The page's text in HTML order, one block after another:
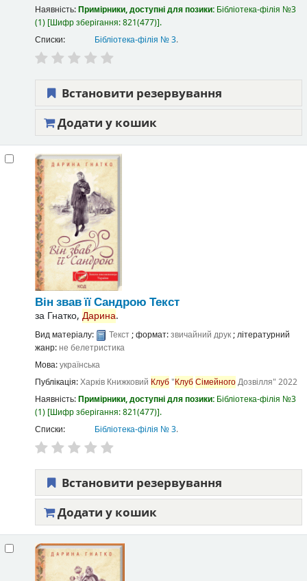
Наявність:Примірники, доступні для позики: Бібліотека-філія №3
(1) Шифр зберігання:821(477) .
Списки:
Бібліотека-філія № 3.
Встановити резервування
Додати у кошик
Він звав її Сандрою Текст
за Гнатко, Дарина.
Вид матеріалу: Текст; формат:звичайний друк; літературний
жанр:не белетристика
Мова:українська
Публікація:Харків Книжковий Клуб"КлубСімейногоДозвілля" 2022
Наявність:Примірники, доступні для позики: Бібліотека-філія №3
(1) Шифр зберігання:821(477) .
Списки:
Бібліотека-філія № 3.
Встановити резервування
Додати у кошик